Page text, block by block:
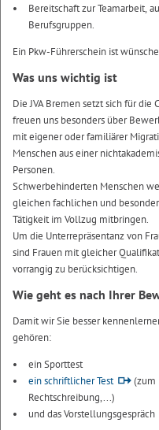
Bereitschaft zur Teamarbeit,
Berufsgruppen.
Ein Pkw-Führerschein ist
Was uns wichtig ist
Die JVA Bremen setzt sich für
freuen uns besonders über
mit eigener oder familiärer
Menschen aus einer
Personen.
Schwerbehinderten Menschen
gleichen fachlichen und
Tätigkeit im Vollzug mitbringen.
Um die Unterrepräsentanz von
sind Frauen mit gleicher
vorrangig zu berücksichtigen.
Wie geht es nach Ihrer
Damit wir Sie besser
gehören:
ein Sporttest
ein schriftlicher Test
(zum
Rechtschreibung,...)
und das Vorstellungsgespräch